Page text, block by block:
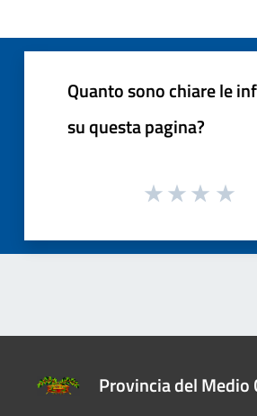
Quanto sono chiare le
su questa pagina?
Provincia del Medio